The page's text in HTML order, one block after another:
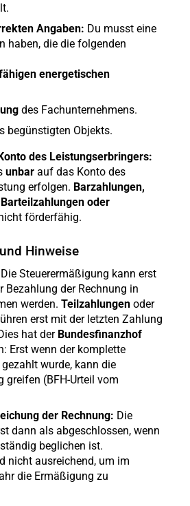
Angaben: Du musst eine
haben, die die folgenden
energetischen
des Fachunternehmens.
begünstigten Objekts.
des Leistungserbringers:
unbar auf das Konto des
erfolgen. Barzahlungen,
oder
förderfähig.
Hinweise
Die Steuerermäßigung kann erst
Bezahlung der Rechnung in
werden. Teilzahlungen oder
erst mit der letzten Zahlung
hat der Bundesfinanzhof
Erst wenn der komplette
wurde, kann die
greifen (BFH-Urteil vom
der Rechnung: Die
dann als abgeschlossen, wenn
beglichen ist.
nicht ausreichend, um im
die Ermäßigung zu